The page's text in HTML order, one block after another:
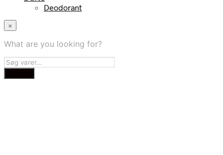
Deodorant
×
What are you looking for?